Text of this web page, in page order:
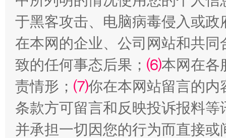
阿坝州三大球赛在茂县开幕 规模
于黑客攻击、电脑病毒侵入或
在本网的企业、公司网站和共
致的任何事态后果； ⑹本网在各
责情形； ⑺你在本网站留言的内
条款方可留言和反映投诉报料
并承担一切因您的行为而直接